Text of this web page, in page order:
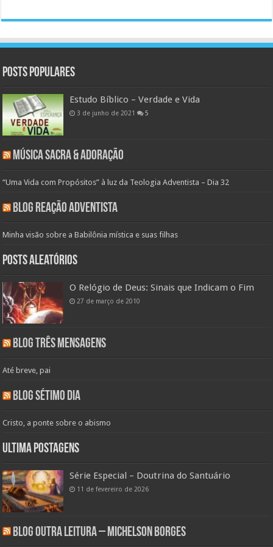
Posts populares
Estudo Bíblico – Verdade e Vida
3 de junho de 2021 5
Música Sacra & Adoração
“Uma Vida com Propósitos” à luz da Teologia Adventista – Dia 32
Blog Reação Adventista
Minha visão sobre a Babilônia mística e suas filhas
Posts aleatórios
O Relógio de Deus: Sinais que Indicam o Fim
27 de março de 2010
Blog Três Mensagens
Até breve, pai
Blog Sétimo Dia
Cristo, a ponte sobre o abismo
Ultima Postagens
Série Especial – Doutrina do Santuário
11 de fevereiro de 2026
Blog Outra Leitura – Michelson Borges